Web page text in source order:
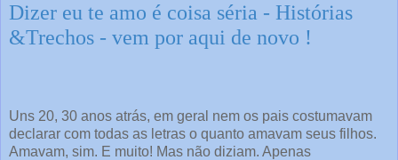
Dizer eu te amo é coisa séria - Histórias
&Trechos - vem por aqui de novo !
Uns 20, 30 anos atrás, em geral nem os pais costumavam
declarar com todas as letras o quanto amavam seus filhos.
Amavam, sim. E muito! Mas não diziam. Apenas